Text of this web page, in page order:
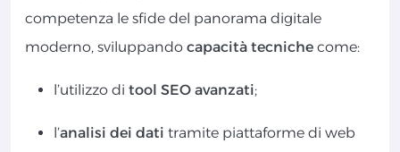
competenza le sfide del panorama digitale
moderno, sviluppando capacità tecniche come:
l’utilizzo di tool SEO avanzati;
l’analisi dei dati tramite piattaforme di web